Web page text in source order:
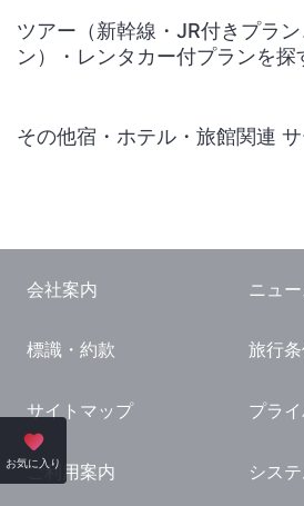
お気に入り
ツアー（新幹線・JR付きプラ
ン）・レンタカー付プランを探
その他宿・ホテル・旅館関連
国内観光ガイド
旅行・観光情報
会社案内 ニュ
標識・約款 旅行
サイトマップ プラ
ご利用案内 シス